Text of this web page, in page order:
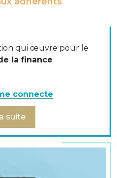
90% des cartes CB sans
des commerces ouverts
qui autorisent le
50€.
de presse et la FAQ
qui œuvre pour le
la finance
connecte
suite